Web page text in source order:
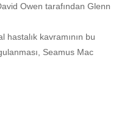
Owen tarafından Glenn
hastalık kavramının bu
Seamus Mac